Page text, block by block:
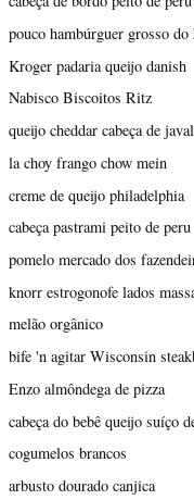
pouco hambúrguer grosso do
Kroger padaria queijo danish
Nabisco Biscoitos Ritz
queijo cheddar cabeça de
la choy frango chow mein
creme de queijo philadelphia
cabeça pastrami peito de
pomelo mercado dos
knorr estrogonofe lados
melão orgânico
bife 'n agitar Wisconsin
Enzo almôndega de pizza
cabeça do bebê queijo suíço
cogumelos brancos
arbusto dourado canjica